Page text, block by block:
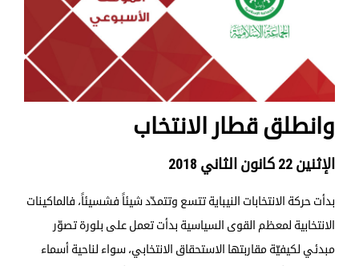
وانطلق قطار الانتخاب
الإثنين 22 كانون الثاني 2018
بدأت حركة الانتخابات النيباية تتسع وتتمدّد شيئاً فشسيئاً، فالماكينات
الانتخابية لمعظم القوى السياسية بدأت تعمل على بلورة تصوّر
مبدئي لكيفيّة مقاربتها الاستحقاق الانتخابي، سواء لناحية أسماء